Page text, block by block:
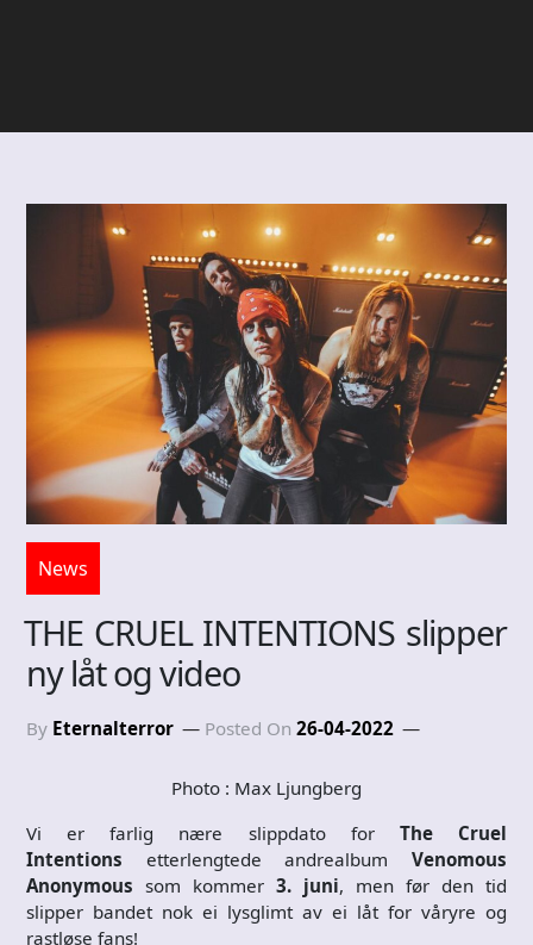
News
THE CRUEL INTENTIONS slipper
ny låt og video
By Eternalterror Posted On 26-04-2022
Photo : Max Ljungberg
Vi er farlig nære slippdato for The Cruel
Intentions etterlengtede andrealbum Venomous
Anonymous som kommer 3. juni, men før den tid
slipper bandet nok ei lysglimt av ei låt for våryre og
rastløse fans!